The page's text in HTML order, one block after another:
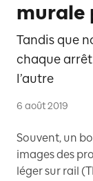
murale
Tandis que
chaque
l’autre
6 août 2019
Souvent, un
images des
léger sur rail